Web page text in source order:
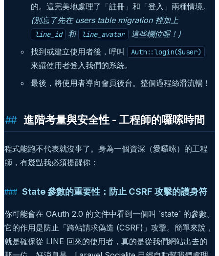
的。這完美地處理了「註冊」和「登入」兩種情境。
(別忘了先在 users table migration 裡加上
line_id 和 line_avatar 這些欄位喔！)
找到或建立使用者後，呼叫
Auth::login($user)
來讓使用者登入我們的系統。
最後，將使用者導向會員後台。整個過程絲滑流暢！
進階考量與安全性 - 工程師的囉嗦時間
程式能跑不代表就沒事了。身為一個資深（愛囉嗦）的工程
師，有幾點我必須提醒你：
State 參數的重要性：防止 CSRF 攻擊的護身符
你可能會在 OAuth 2.0 的文件中看到一個叫 `state` 的參數。
它的作用是防止「跨站請求偽造 (CSRF)」攻擊。簡單來說，
就是確保從 LINE 回來的使用者，真的是從我們網站出去的